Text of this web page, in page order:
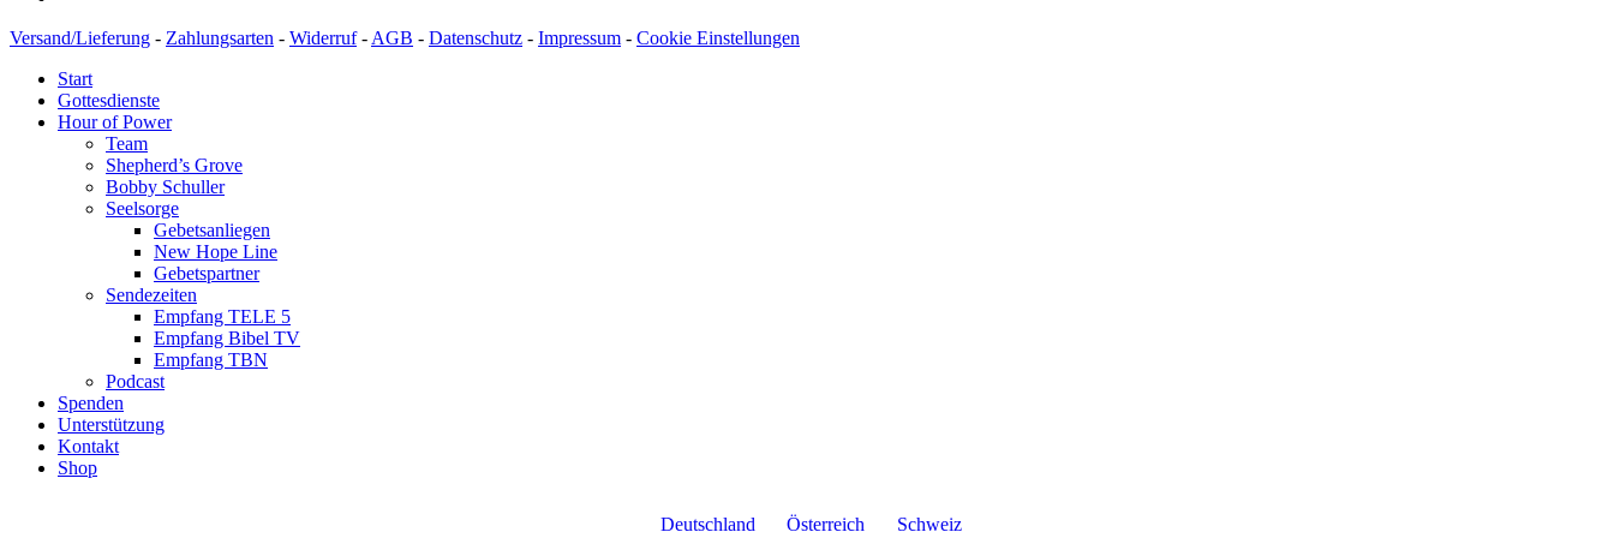
Versand/Lieferung - Zahlungsarten - Widerruf- AGB - Datenschutz - Impressum - Cookie Einstellungen
Start
Gottesdienste
Hour of Power
Team
Shepherd’s Grove
Bobby Schuller
Seelsorge
Gebetsanliegen
New Hope Line
Gebetspartner
Sendezeiten
Empfang TELE 5
Empfang Bibel TV
Empfang TBN
Podcast
Spenden
Unterstützung
Kontakt
Shop
Deutschland Österreich Schweiz